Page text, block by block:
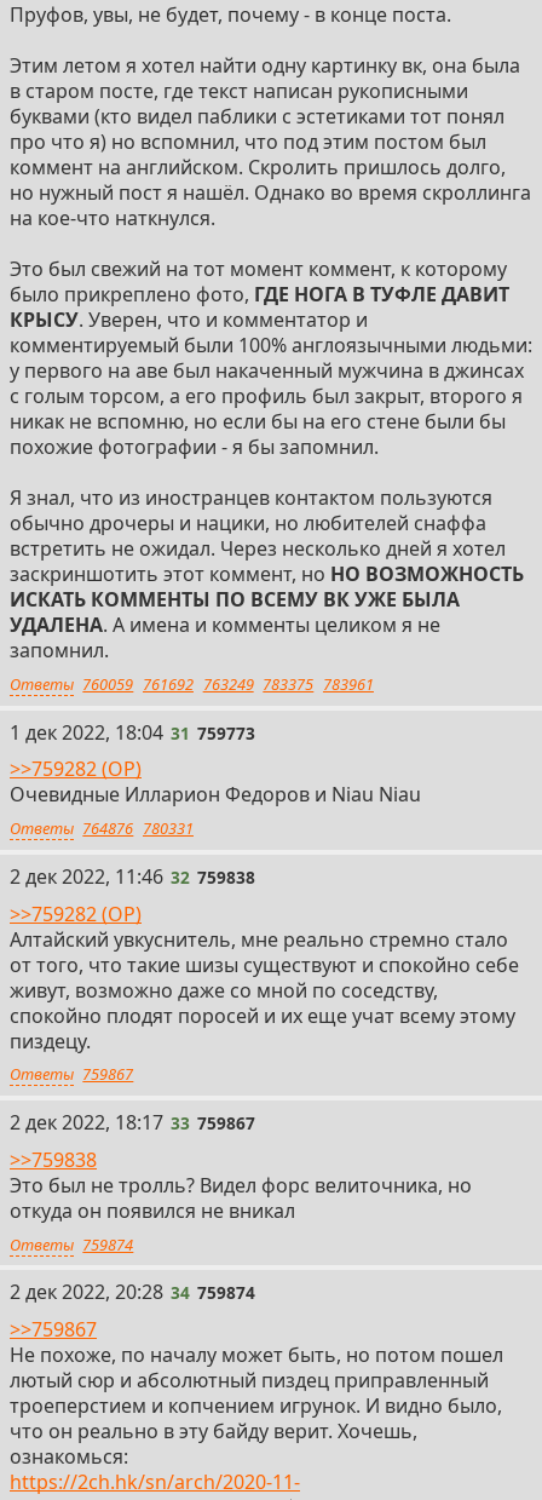
Пруфов, увы, не будет, почему - в конце поста.
Этим летом я хотел найти одну картинку вк, она была
в старом посте, где текст написан рукописными
буквами (кто видел паблики с эстетиками тот понял
про что я) но вспомнил, что под этим постом был
коммент на английском. Скролить пришлось долго,
но нужный пост я нашёл. Однако во время скроллинга
на кое-что наткнулся.
Это был свежий на тот момент коммент, к которому
было прикреплено фото, ГДЕ НОГА В ТУФЛЕ ДАВИТ
КРЫСУ. Уверен, что и комментатор и
комментируемый были 100% англоязычными людьми:
у первого на аве был накаченный мужчина в джинсах
с голым торсом, а его профиль был закрыт, второго я
никак не вспомню, но если бы на его стене были бы
похожие фотографии - я бы запомнил.
Я знал, что из иностранцев контактом пользуются
обычно дpoчepы и нацики, но любителей снаффа
встретить не ожидал. Через несколько дней я хотел
заскриншотить этот коммент, но НО ВОЗМОЖНОСТЬ
ИСКАТЬ КОММЕНТЫ ПО ВСЕМУ ВК УЖЕ БЫЛА
УДАЛЕНА. А имена и комменты целиком я не
запомнил.
Ответы 760059 761692 763249 783375 783961
31
1 дек 2022, 18:04 31 759773
>>759282 (OP)
Очевидные Илларион Федоров и Niau Niau
Ответы 764876 780331
32
2 дек 2022, 11:46 32 759838
>>759282 (OP)
Алтайский увкуснитель, мне реально стремно стало
от того, что такие шизы существуют и спокойно себе
живут, возможно даже со мной по соседству,
спокойно плодят поросей и их еще учат всему этому
пиздецу.
Ответы 759867
33
2 дек 2022, 18:17 33 759867
>>759838
Это был не тролль? Видел форс велиточника, но
откуда он появился не вникал
Ответы 759874
34
2 дек 2022, 20:28 34 759874
>>759867
Не похоже, по началу может быть, но потом пошел
лютый сюр и абсолютный пиздец приправленный
троеперстием и копчением игрунок. И видно было,
что он реально в эту байду верит. Хочешь,
ознакомься:
https://2ch.hk/sn/arch/2020-11-